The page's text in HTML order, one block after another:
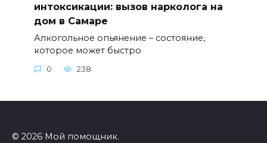
интоксикации: вызов нарколога на
дом в Самаре
Алкогольное опьянение – состояние,
которое может быстро
0 238
© 2026 Мой помощник.